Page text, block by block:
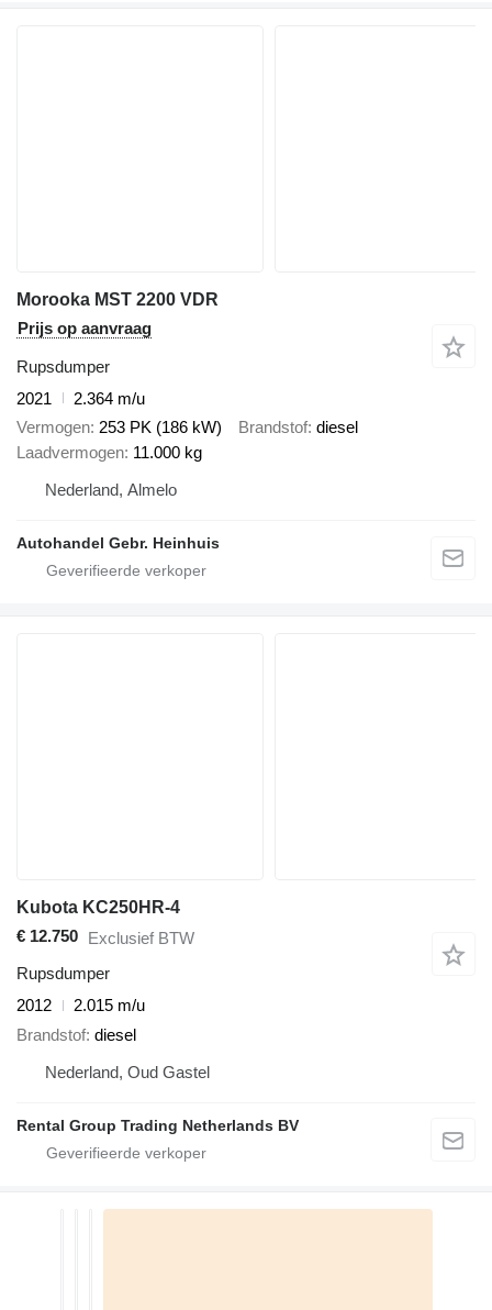
Morooka MST 2200 VDR
Prijs op aanvraag
Rupsdumper
2021
2.364 m/u
Vermogen 253 PK (186 kW) Brandstof diesel
Laadvermogen 11.000 kg
Nederland, Almelo
Autohandel Gebr. Heinhuis
Kubota KC250HR-4
€ 12.750 Exclusief BTW
Rupsdumper
2012
2.015 m/u
Brandstof diesel
Nederland, Oud Gastel
Rental Group Trading Netherlands BV